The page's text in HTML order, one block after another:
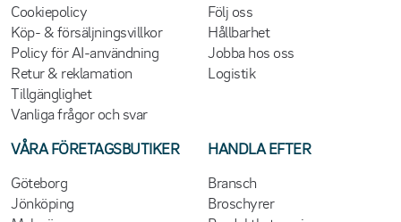
Cookiepolicy
Köp- & försäljningsvillkor
Policy för AI-användning
Retur & reklamation
Tillgänglighet
Vanliga frågor och svar
Följ oss
Hållbarhet
Jobba hos oss
Logistik
VÅRA FÖRETAGSBUTIKER
Göteborg
Jönköping
HANDLA EFTER
Bransch
Broschyrer